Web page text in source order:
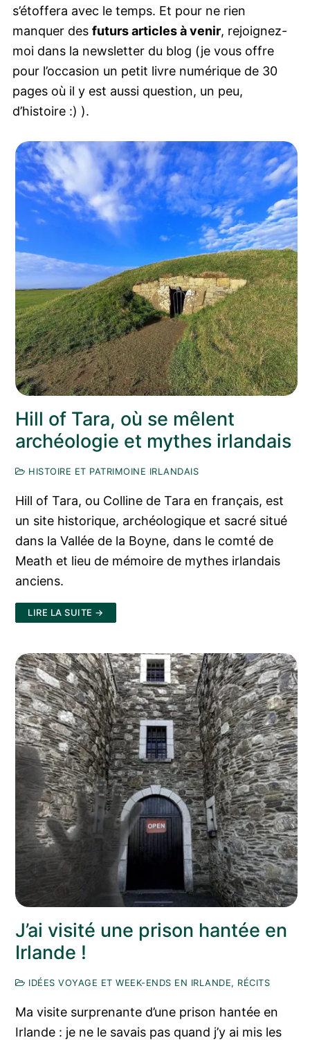
s’étoffera avec le temps. Et pour ne rien
manquer des futurs articles à venir, rejoignez-
moi dans la newsletter du blog (je vous offre
pour l’occasion un petit livre numérique de 30
pages où il y est aussi question, un peu,
d’histoire :) ).
Hill of Tara, où se mêlent
archéologie et mythes irlandais
HISTOIRE ET PATRIMOINE IRLANDAIS
Hill of Tara, ou Colline de Tara en français, est
un site historique, archéologique et sacré situé
dans la Vallée de la Boyne, dans le comté de
Meath et lieu de mémoire de mythes irlandais
anciens.
LIRE LA SUITE →
J’ai visité une prison hantée en
Irlande !
IDÉES VOYAGE ET WEEK-ENDS EN IRLANDE, RÉCITS
Ma visite surprenante d’une prison hantée en
Irlande : je ne le savais pas quand j’y ai mis les